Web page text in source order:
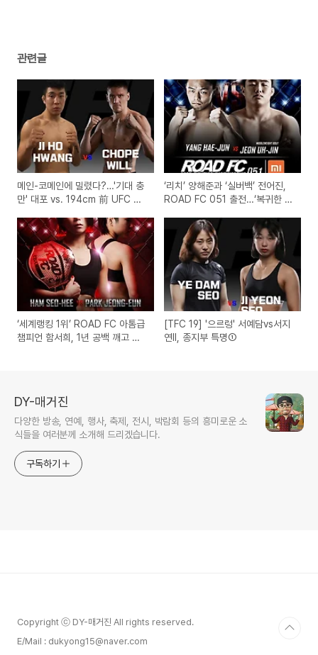
관련글
메인-코메인에 밀렸다?…'기대 충
만' 대포 vs. 194cm 前 UFC 파
‘리치’ 양해준과 ‘실버백’ 전어진,
ROAD FC 051 출전…‘복귀한 자
‘세계랭킹 1위’ ROAD FC 아톰급
챔피언 함서희, 1년 공백 깨고 컴
[TFC 19] '으르렁' 서예담vs서지
연Ⅱ, 종지부 특명①
DY-매거진
다양한 방송, 연예, 행사, 축제, 전시, 박람회 등의 흥미로운 소
식들을 여러분께 소개해 드리겠습니다.
구독하기
Copyright ⓒ DY-매거진 All rights reserved.
E/Mail : dukyong15@naver.com